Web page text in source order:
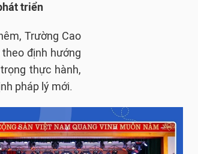
triển
Trường Cao
định hướng
thực hành,
pháp lý mới.